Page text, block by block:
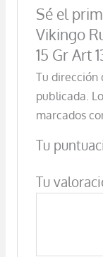
Sé el
Vikingo
15 Gr Art
Tu dirección
publicada.
marcados
Tu
Tu